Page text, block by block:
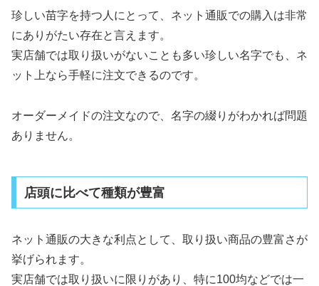
珍しい苗字を持つ人にとって、ネット通販での購入は非常
にありがたい存在と言えます。
実店舗では取り扱いがないことも多い珍しい名字でも、ネ
ット上なら手軽に注文できるのです。
オーダーメイドの注文なので、名字の綴りがわかれば問題
ありません。
店頭に比べて種類が豊富
ネット通販の大きな利点として、取り扱い商品の豊富さが
挙げられます。
実店舗では取り扱いに限りがあり、特に100均などでは一